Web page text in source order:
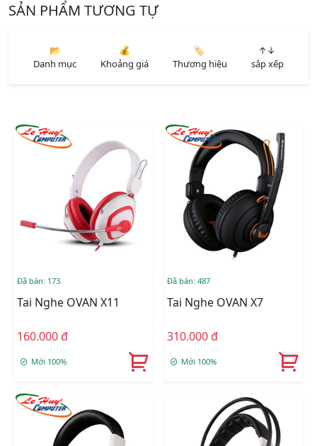
SẢN PHẨM TƯƠNG TỰ
📂
Danh mục
💰
Khoảng giá
🏷️
Thương hiệu
↑↓
sắp xếp
Đã bán: 173
Tai Nghe OVAN X11
160.000 đ
Mới 100%
Đã bán: 487
Tai Nghe OVAN X7
310.000 đ
Mới 100%